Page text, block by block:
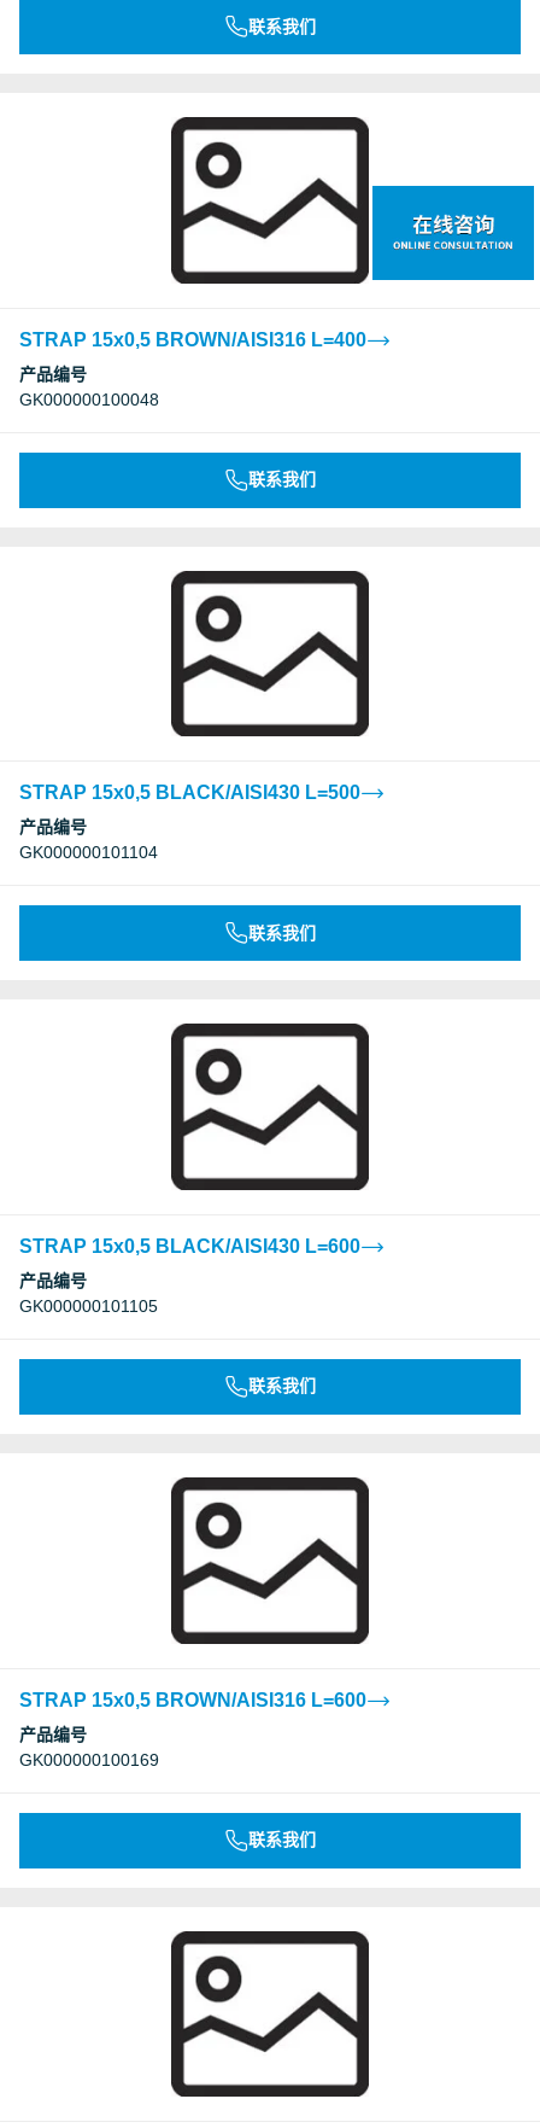
联系我们
STRAP 15x0,5 BROWN/AISI316 L=400
产品编号
GK000000100048
联系我们
STRAP 15x0,5 BLACK/AISI430 L=500
产品编号
GK000000101104
联系我们
STRAP 15x0,5 BLACK/AISI430 L=600
产品编号
GK000000101105
联系我们
STRAP 15x0,5 BROWN/AISI316 L=600
产品编号
GK000000100169
联系我们